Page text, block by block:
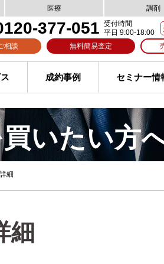
医療 調剤
377-051 受付時間
平日 9:00-18:00
相談
無料簡易査定
成約事例 セミナー情
いたい方
細
細